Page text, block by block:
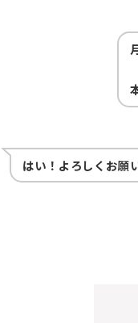
はい！よろしくお願